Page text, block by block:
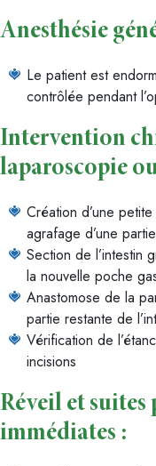
Anesthésie
Le patient est
contrôlée pendant
Intervention
laparoscopie
Création d’une
agrafage d’une
Section de l’intestin
la nouvelle poche
Anastomose de la
partie restante de
Vérification de
incisions
Réveil et
immédiates :